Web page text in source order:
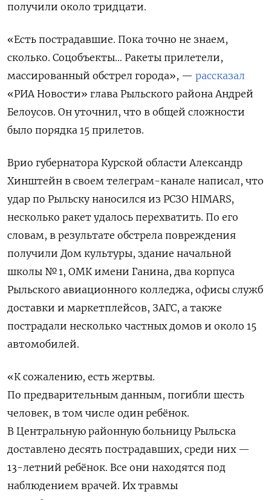
получили около тридцати.
«Есть пострадавшие. Пока точно не знаем,
сколько. Соцобъекты… Ракеты прилетели,
массированный обстрел города», — рассказал
«РИА Новости» глава Рыльского района Андрей
Белоусов. Он уточнил, что в общей сложности
было порядка 15 прилетов.
Врио губернатора Курской области Александр
Хинштейн в своем телеграм-канале написал, что
удар по Рыльску наносился из РСЗО HIMARS,
несколько ракет удалось перехватить. По его
словам, в результате обстрела повреждения
получили Дом культуры, здание начальной
школы № 1, ОМК имени Ганина, два корпуса
Рыльского авиационного колледжа, офисы служб
доставки и маркетплейсов, ЗАГС, а также
пострадали несколько частных домов и около 15
автомобилей.
«К сожалению, есть жертвы.
По предварительным данным, погибли шесть
человек, в том числе один ребёнок.
В Центральную районную больницу Рыльска
доставлено десять пострадавших, среди них —
13-летний ребёнок. Все они находятся под
наблюдением врачей. Их травмы